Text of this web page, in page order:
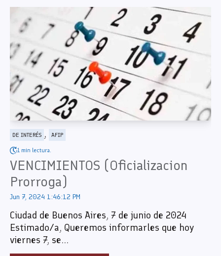
DE INTERÉS , AFIP
1 min lectura.
VENCIMIENTOS (Oficializacion
Prorroga)
Jun 7, 2024 1:46:12 PM
Ciudad de Buenos Aires, 7 de junio de 2024
Estimado/a, Queremos informarles que hoy
viernes 7, se...